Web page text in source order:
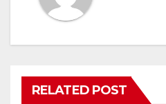
RELATED POST